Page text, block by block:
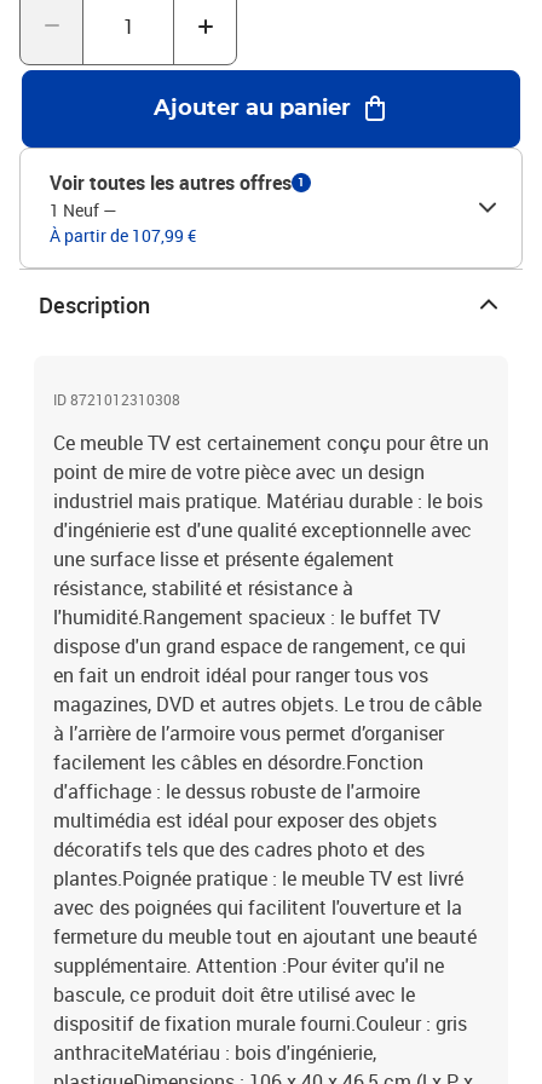
Attention :Pour éviter qu'il ne bascule, ce produit doit être utilisé
anthraciteMatériau : bois d'ingénierie, plastiqueDimensions : 106
x 40 x 46,5 cm (l x P x H)Dimensions extérieures du tiroir : 50,5 x
15,5 cm (l x H)Dimensions du compartiment : 50 x 39 x 16 cm (l x P
x H)Avec 2 tiroirs et 2 compartiments ouvertsAvec 2 poignées en
plastiqueGamme : VIKENAssemblage requis : ouiLegal
Documents:Vous trouverez ici plus de détails sur la façon
d'empêcher vos meubles de basculer
Ajouter au panier
Voir toutes les autres offres 1
1 Neuf —
À partir de 107,99 €
Description
ID 8721012310308
Ce meuble TV est certainement conçu pour être un
point de mire de votre pièce avec un design
industriel mais pratique. Matériau durable : le bois
d'ingénierie est d'une qualité exceptionnelle avec
une surface lisse et présente également
résistance, stabilité et résistance à
l'humidité.Rangement spacieux : le buffet TV
dispose d'un grand espace de rangement, ce qui
en fait un endroit idéal pour ranger tous vos
magazines, DVD et autres objets. Le trou de câble
à l’arrière de l’armoire vous permet d’organiser
facilement les câbles en désordre.Fonction
d'affichage : le dessus robuste de l'armoire
multimédia est idéal pour exposer des objets
décoratifs tels que des cadres photo et des
plantes.Poignée pratique : le meuble TV est livré
avec des poignées qui facilitent l'ouverture et la
fermeture du meuble tout en ajoutant une beauté
supplémentaire. Attention :Pour éviter qu'il ne
bascule, ce produit doit être utilisé avec le
dispositif de fixation murale fourni.Couleur : gris
anthraciteMatériau : bois d'ingénierie,